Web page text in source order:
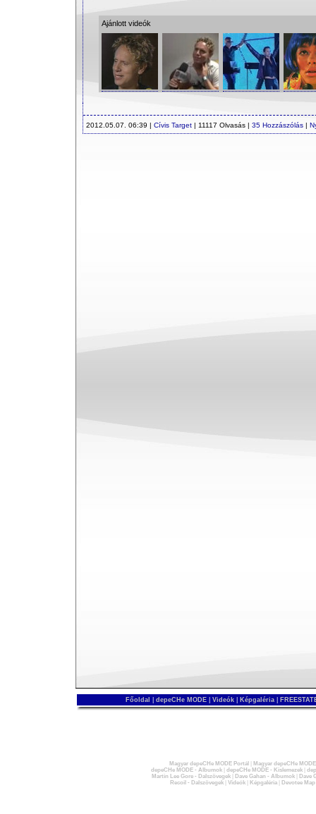
Ajánlott videók
2012.05.07. 06:39 | Cívis Target | 11117 Olvasás | 35 Hozzászólás |
Főoldal depeCHe MODE Videók Képgaléria
Magyar depeCHe MODE Portál
Magyar depeCHe
depeCHe MODE - Albumok| depeCHe MODE - Kislemezek|
Martin Lee Gore - Dalszövegek| Dave Gahan - Albumok|
Dave
Recoil - Dalszövegek| Videók| Képgaléria| Devotee Map